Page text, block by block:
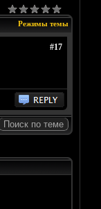
Режимы темы
#17